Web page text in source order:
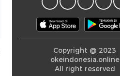
Copyright @ 2023
okeindonesia.online
All right reserved